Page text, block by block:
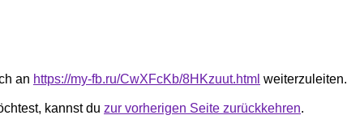
an https://my-fb.ru/CwXFcKb/8HKzuut.html weiterzuleiten.
kannst du zur vorherigen Seite zurückkehren.